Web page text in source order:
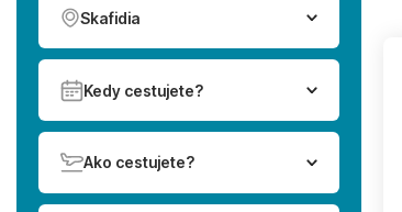
Skafidia
Kedy cestujete?
Ako cestujete?